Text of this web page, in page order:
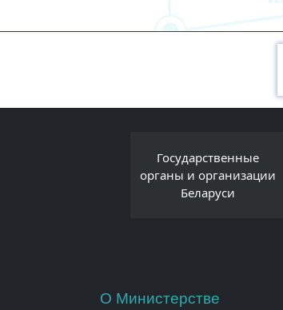
Государственные
органы и организации
Беларуси
О Министерстве